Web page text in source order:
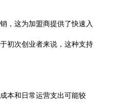
，这为加盟商提供了快速入
初次创业者来说，这种支持
本和日常运营支出可能较